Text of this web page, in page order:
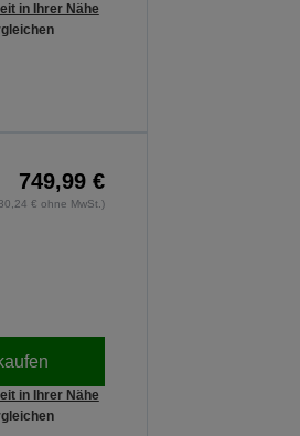
in Ihrer Nähe
749,99 €
€ ohne MwSt.)
in Ihrer Nähe